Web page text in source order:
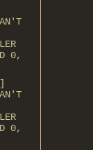
0,
0,